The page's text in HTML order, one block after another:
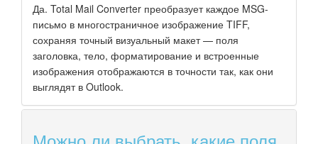
Да. Total Mail Converter преобразует каждое MSG-
письмо в многостраничное изображение TIFF,
сохраняя точный визуальный макет — поля
заголовка, тело, форматирование и встроенные
изображения отображаются в точности так, как они
выглядят в Outlook.